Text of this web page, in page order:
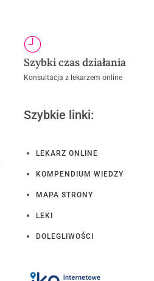
Szybki czas działania
Konsultacja z lekarzem online
Szybkie linki:
LEKARZ ONLINE
KOMPENDIUM WIEDZY
MAPA STRONY
LEKI
DOLEGLIWOŚCI